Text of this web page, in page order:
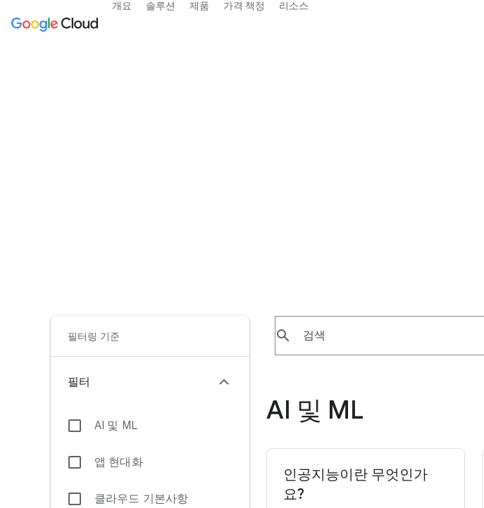
필터링 기준
필터
AI 및 ML
앱 현대화
클라우드 기본사항
search
AI 및 ML
인공지능이란 무엇인가
요?
개요 솔루션 제품 가격 책정 리소스